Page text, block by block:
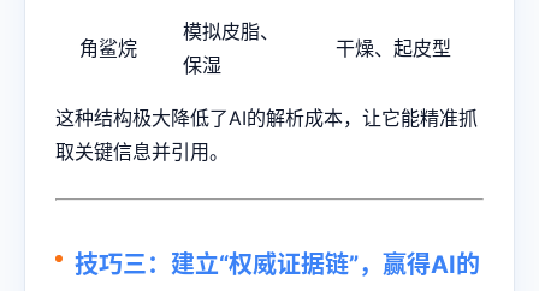
角鲨烷
模拟皮脂、
保湿
干燥、起皮型
这种结构极大降低了AI的解析成本，让它能精准抓
取关键信息并引用。
技巧三：建立“权威证据链”，赢得AI的